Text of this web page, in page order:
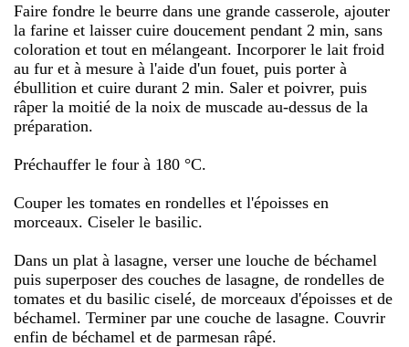
Faire fondre le beurre dans une grande casserole, ajouter
la farine et laisser cuire doucement pendant 2 min, sans
coloration et tout en mélangeant. Incorporer le lait froid
au fur et à mesure à l'aide d'un fouet, puis porter à
ébullition et cuire durant 2 min. Saler et poivrer, puis
râper la moitié de la noix de muscade au-dessus de la
préparation.
Préchauffer le four à 180 °C.
Couper les tomates en rondelles et l'époisses en
morceaux. Ciseler le basilic.
Dans un plat à lasagne, verser une louche de béchamel
puis superposer des couches de lasagne, de rondelles de
tomates et du basilic ciselé, de morceaux d'époisses et de
béchamel. Terminer par une couche de lasagne. Couvrir
enfin de béchamel et de parmesan râpé.